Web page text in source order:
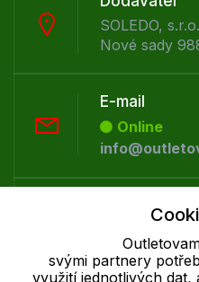
SOLEDO,
Nové sady
E-mail
Online
Telefon :
+420 530
svými partnery
využití jednotlivých dat,